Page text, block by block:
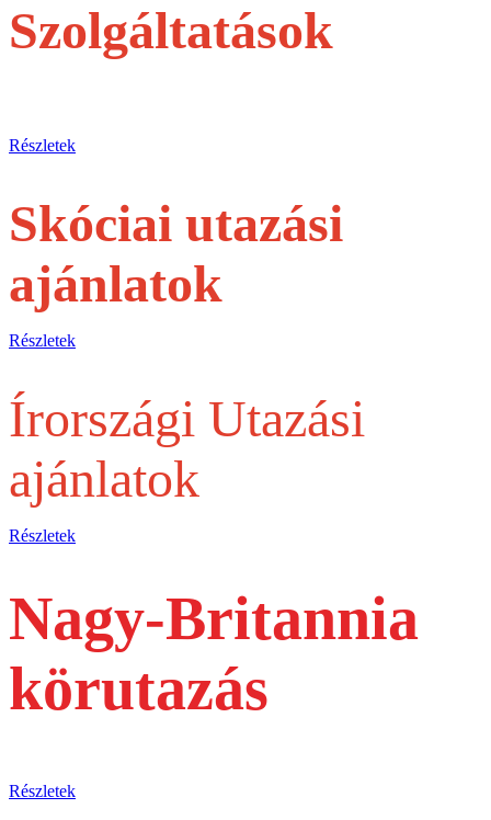
Szolgáltatások
Részletek
Skóciai utazási
ajánlatok
Részletek
Írországi Utazási
ajánlatok
Részletek
Nagy-Britannia
körutazás
Részletek